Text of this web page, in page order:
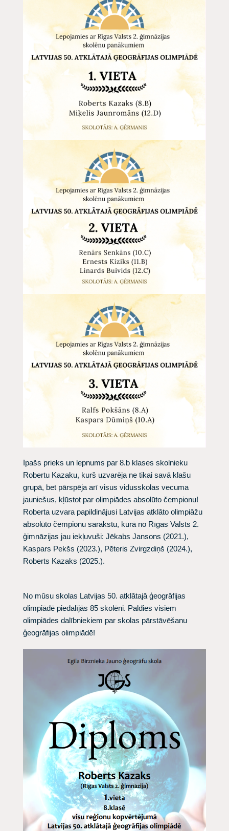
Īpašs prieks un lepnums par 8.b klases skolnieku
Robertu Kazaku, kurš uzvarēja ne tikai savā klašu
grupā, bet pārspēja arī visus vidusskolas vecuma
jauniešus, kļūstot par olimpiādes absolūto čempionu!
Roberta uzvara papildinājusi Latvijas atklāto olimpiāžu
absolūto čempionu sarakstu, kurā no Rīgas Valsts 2.
ģimnāzijas jau iekļuvuši: Jēkabs Jansons (2021.),
Kaspars Pekšs (2023.), Pēteris Zvirgzdiņš (2024.),
Roberts Kazaks (2025.).
No mūsu skolas Latvijas 50. atklātajā ģeogrāfijas
olimpiādē piedalījās 85 skolēni. Paldies visiem
olimpiādes dalībniekiem par skolas pārstāvēšanu
ģeogrāfijas olimpiādē!